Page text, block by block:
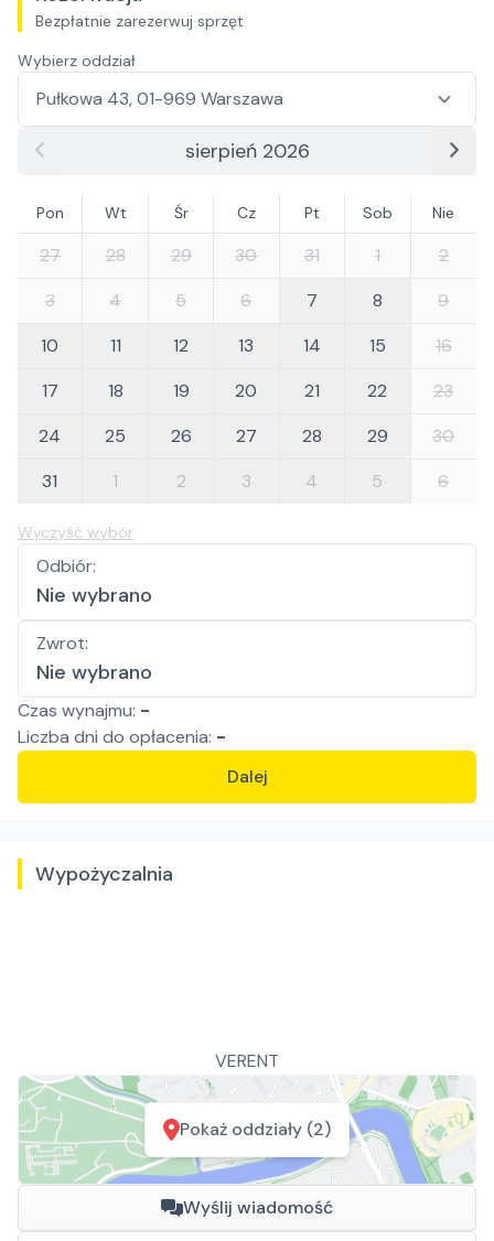
Bezpłatnie zarezerwuj sprzęt
Wybierz oddział
sierpień 2026
Pon Wt Śr Cz Pt Sob Nie
27 28 29 30 31 1
2
3
4 5 6 7 8
9
10
11 12 13 14 15
16
17
18 19 20 21 22
23
24
25 26 27 28 29
30
31
1 2 3 4 5 6
Wyczyść wybór
Odbiór:
Nie wybrano
Zwrot:
Nie wybrano
Czas wynajmu: -
Liczba dni do opłacenia: -
Dalej
Wypożyczalnia
VERENT
Pokaż oddziały (2)
Wyślij wiadomość